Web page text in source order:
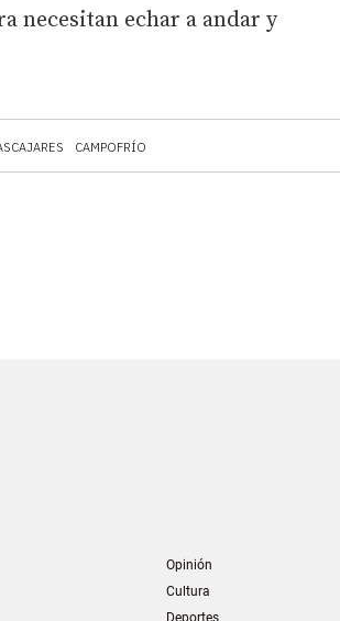
CAMPOFRÍO
necesitan echar a andar y
Opinión
Cultura
Deportes